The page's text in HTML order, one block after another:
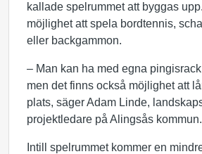
kallade spelrummet att byggas
möjlighet att spela bordtennis,
eller backgammon.
– Man kan ha med egna
men det finns också möjlighet att
plats, säger Adam Linde,
projektledare på Alingsås kommun.
Intill spelrummet kommer en